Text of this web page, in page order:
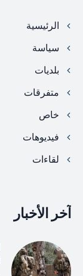
الرئيسية
سياسة
بلديات
متفرقات
خاص
فيديوهات
لقاءات
آخر الأخبار